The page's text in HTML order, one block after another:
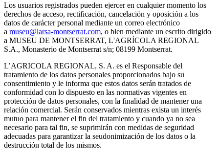
Los usuarios registrados pueden ejercer en cualquier momento los
derechos de acceso, rectificación, cancelación y oposición a los
datos de carácter personal mediante un correo electrónico
a museu@larsa-montserrat.com, o bien mediante un escrito dirigido
a MUSEU DE MONTSERRAT, L'AGRÍCOLA REGIONAL
S.A., Monasterio de Montserrat s/n; 08199 Montserrat.
L’AGRICOLA REGIONAL, S. A. es el Responsable del
tratamiento de los datos personales proporcionados bajo su
consentimiento y le informa que estos datos serán tratados de
conformidad con lo dispuesto en las normativas vigentes en
protección de datos personales, con la finalidad de mantener una
relación comercial. Serán conservados mientras exista un interés
mutuo para mantener el fin del tratamiento y cuando ya no sea
necesario para tal fin, se suprimirán con medidas de seguridad
adecuadas para garantizar la seudonimización de los datos o la
destrucción total de los mismos.